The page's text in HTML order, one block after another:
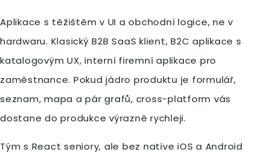
Aplikace s těžištěm v UI a obchodní logice, ne v
hardwaru. Klasický B2B SaaS klient, B2C aplikace s
katalogovým UX, interní firemní aplikace pro
zaměstnance. Pokud jádro produktu je formulář,
seznam, mapa a pár grafů, cross-platform vás
dostane do produkce výrazně rychleji.
Tým s React seniory, ale bez native iOS a Android